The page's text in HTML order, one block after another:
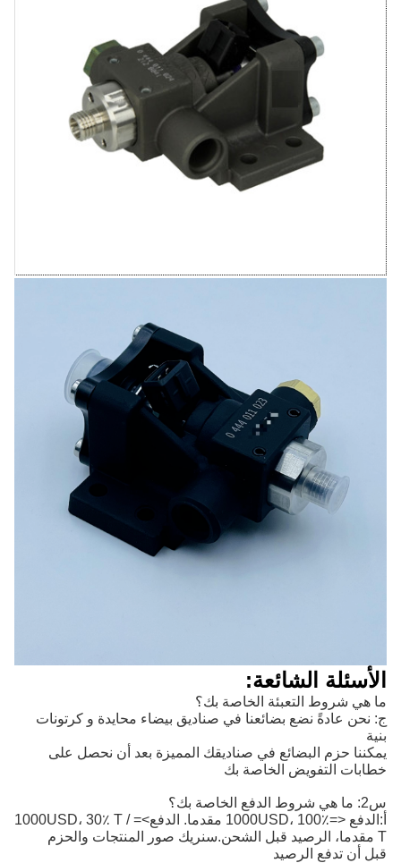
الأسئلة الشائعة:
ما هي شروط التعبئة الخاصة بك؟
ج: نحن عادةً نضع بضائعنا في صناديق بيضاء محايدة و كرتونات
بنية
يمكننا حزم البضائع في صناديقك المميزة بعد أن نحصل على
خطابات التفويض الخاصة بك
س2: ما هي شروط الدفع الخاصة بك؟
أ:
الدفع <=1000USD، 100٪ مقدما. الدفع>=1000USD، 30٪ T /
T مقدما، الرصيد قبل الشحن.
سنريك صور المنتجات والحزم
قبل أن تدفع الرصيد